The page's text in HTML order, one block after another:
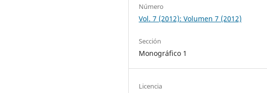
Número
Vol. 7 (2012): Volumen 7 (2012)
Sección
Monográfico 1
Licencia